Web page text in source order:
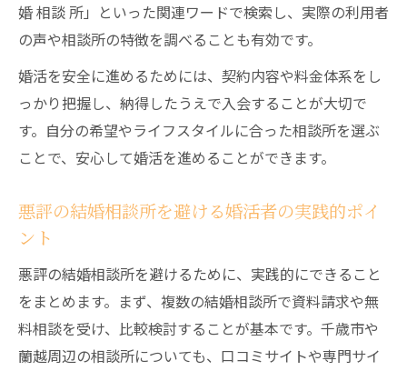
婚 相談 所」といった関連ワードで検索し、実際の利用者
の声や相談所の特徴を調べることも有効です。
婚活を安全に進めるためには、契約内容や料金体系をし
っかり把握し、納得したうえで入会することが大切で
す。自分の希望やライフスタイルに合った相談所を選ぶ
ことで、安心して婚活を進めることができます。
悪評の結婚相談所を避ける婚活者の実践的ポイ
ント
悪評の結婚相談所を避けるために、実践的にできること
をまとめます。まず、複数の結婚相談所で資料請求や無
料相談を受け、比較検討することが基本です。千歳市や
蘭越周辺の相談所についても、口コミサイトや専門サイ